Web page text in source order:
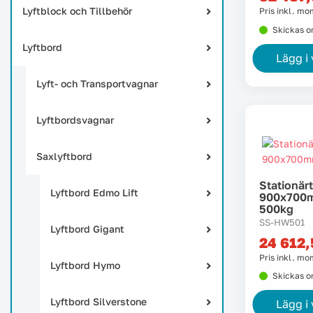
Lyftblock och Tillbehör
Lyftbord
Lyft- och Transportvagnar
Lyftbordsvagnar
Saxlyftbord
Lyftbord Edmo Lift
Lyftbord Gigant
Lyftbord Hymo
Lyftbord Silverstone
Pris inkl.
Skickas
Lägg i
500kg
SS-HW501
24
Pris inkl.
Skickas
Lägg i